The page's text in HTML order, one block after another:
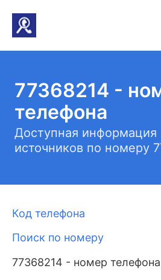
77368214 -
телефона
Доступная информация
источников по номеру
Код телефона
Поиск по номеру
77368214 - номер телефона